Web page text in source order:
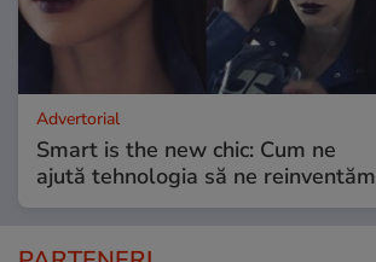
Advertorial
Smart is the new chic: Cum ne
ajută tehnologia să ne reinventăm